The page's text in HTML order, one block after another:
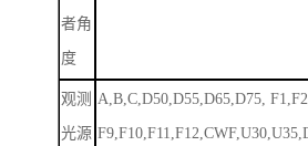
者角
度
观测
光源
A,B,C,D50,D55,D65,D75,